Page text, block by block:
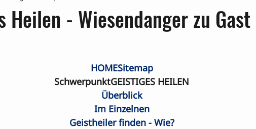
Heilen - Wiesendanger zu
HOMESitemap
SchwerpunktGEISTIGES HEILEN
Überblick
Im Einzelnen
Geistheiler finden - Wie?